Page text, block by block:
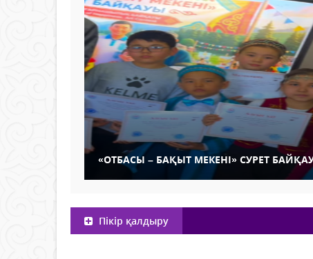
«ОТБАСЫ – БАҚЫТ МЕКЕНІ» СУРЕТ
Пікір қалдыру